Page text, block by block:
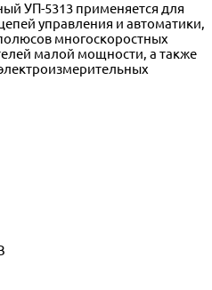
УП-5313 применяется для
управления и автоматики,
многоскоростных
малой мощности, а также